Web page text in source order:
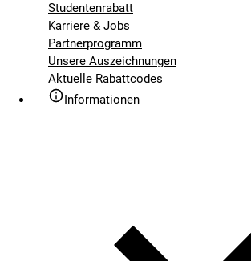
Studentenrabatt
Karriere & Jobs
Partnerprogramm
Unsere Auszeichnungen
Aktuelle Rabattcodes
Informationen